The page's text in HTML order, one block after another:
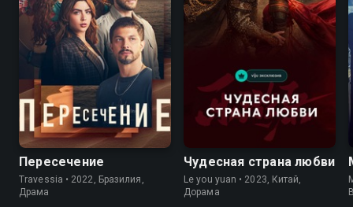
Пересечение
Travessia • 2022, Бразилия,
Драма
Чудесная страна любви
Le you yuan • 2023, Китай,
Дорама